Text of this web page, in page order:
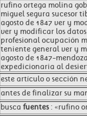
rufino ortega molina
miguel segura sucesor
agosto de 1847 ver y
ver y modificar los
profesional ocupación
teniente general ver y
agosto de 1847-
expedicionaria al
este artículo o sección
antes de finalizar su
busca fuentes: «rufino